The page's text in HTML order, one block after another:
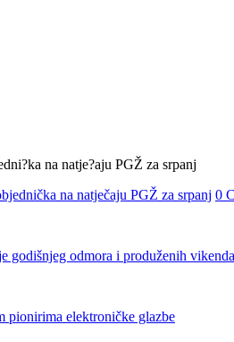
na natječaju PGŽ za srpanj 0
godišnjeg odmora i produženih vikenda
pionirima elektroničke glazbe